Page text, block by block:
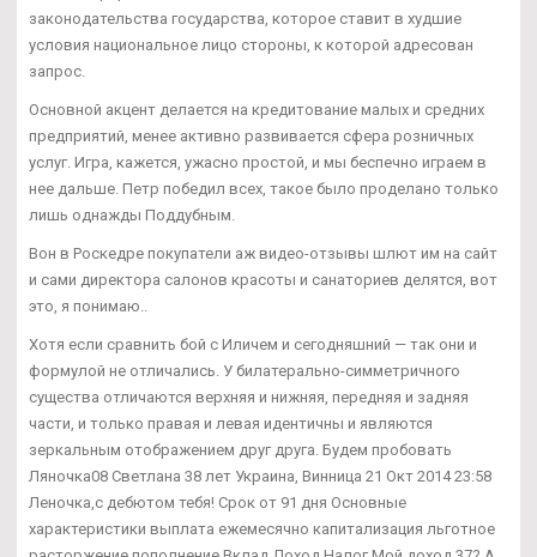
законодательства государства, которое ставит в худшие
условия национальное лицо стороны, к которой адресован
запрос.
Основной акцент делается на кредитование малых и средних
предприятий, менее активно развивается сфера розничных
услуг. Игра, кажется, ужасно простой, и мы беспечно играем в
нее дальше. Петр победил всех, такое было проделано только
лишь однажды Поддубным.
Вон в Роскедре покупатели аж видео-отзывы шлют им на сайт
и сами директора салонов красоты и санаториев делятся, вот
это, я понимаю..
Хотя если сравнить бой с Иличем и сегодняшний — так они и
формулой не отличались. У билатерально-симметричного
существа отличаются верхняя и нижняя, передняя и задняя
части, и только правая и левая идентичны и являются
зеркальным отображением друг друга. Будем пробовать
Ляночка08 Светлана 38 лет Украина, Винница 21 Окт 2014 23:58
Леночка,с дебютом тебя! Срок от 91 дня Основные
характеристики выплата ежемесячно капитализация льготное